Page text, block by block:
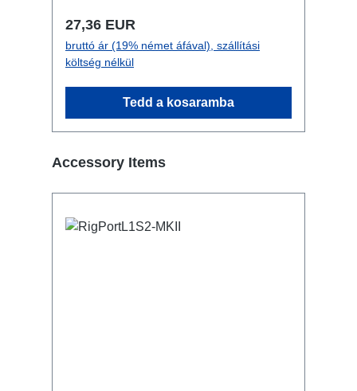
Normál ár:
27,36 EUR
bruttó ár (19% német áfával), szállítási
költség nélkül
Tedd a kosaramba
Termékgaléria kihagyása
Accessory Items